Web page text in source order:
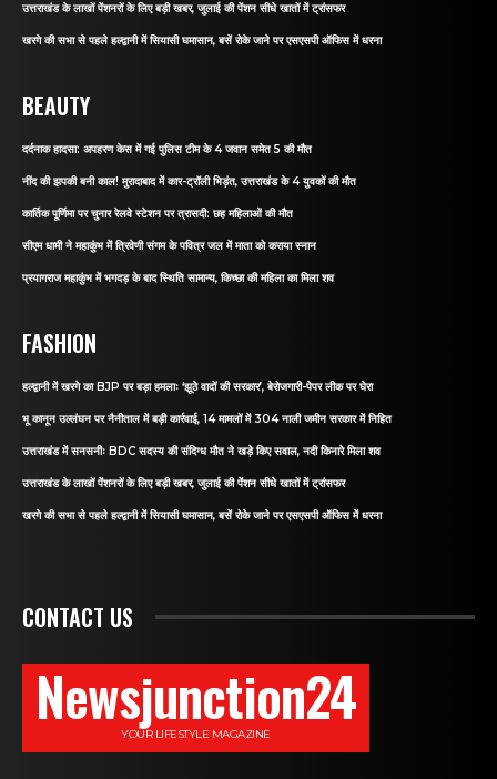
उत्तराखंड के लाखों पेंशनरों के लिए बड़ी खबर, जुलाई की पेंशन सीधे खातों में ट्रांसफर
खरगे की सभा से पहले हल्द्वानी में सियासी घमासान, बसें रोके जाने पर एसएसपी ऑफिस में धरना
BEAUTY
दर्दनाक हादसा: अपहरण केस में गई पुलिस टीम के 4 जवान समेत 5 की मौत
नींद की झपकी बनी काल! मुरादाबाद में कार-ट्रॉली भिड़ंत, उत्तराखंड के 4 युवकों की मौत
कार्तिक पूर्णिमा पर चुनार रेलवे स्टेशन पर त्रासदी: छह महिलाओं की मौत
सीएम धामी ने महाकुंभ में त्रिवेणी संगम के पवित्र जल में माता को कराया स्नान
प्रयागराज महाकुंभ में भगदड़ के बाद स्थिति सामान्य, किच्छा की महिला का मिला शव
FASHION
हल्द्वानी में खरगे का BJP पर बड़ा हमलाः ‘झूठे वादों की सरकार’, बेरोजगारी-पेपर लीक पर घेरा
भू कानून उल्लंघन पर नैनीताल में बड़ी कार्रवाई, 14 मामलों में 304 नाली जमीन सरकार में निहित
उत्तराखंड में सनसनीः BDC सदस्य की संदिग्ध मौत ने खड़े किए सवाल, नदी किनारे मिला शव
उत्तराखंड के लाखों पेंशनरों के लिए बड़ी खबर, जुलाई की पेंशन सीधे खातों में ट्रांसफर
खरगे की सभा से पहले हल्द्वानी में सियासी घमासान, बसें रोके जाने पर एसएसपी ऑफिस में धरना
CONTACT US
Newsjunction24
YOUR LIFESTYLE MAGAZINE